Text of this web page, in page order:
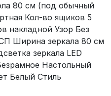
80 см (под обычный
Кол-во ящиков 5
накладной Узор Без
Ширина зеркала 80 см
зеркала LED
Настольный
Белый Стиль